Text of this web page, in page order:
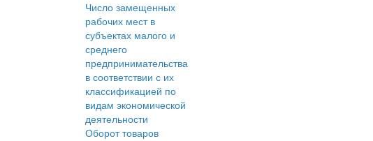
Число замещенных
рабочих мест в
субъектах малого и
среднего
предпринимательства
в соответствии с их
классификацией по
видам экономической
деятельности
Оборот товаров